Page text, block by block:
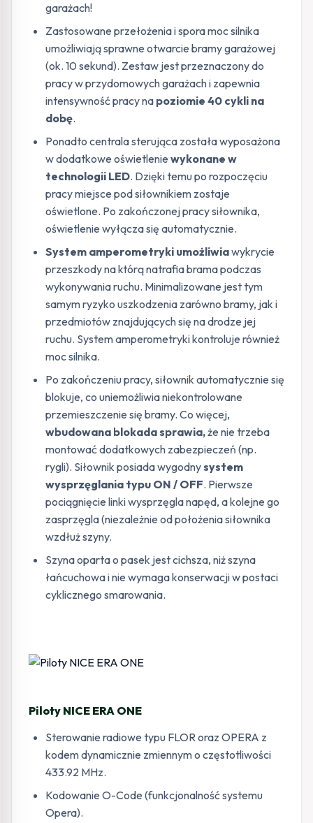
garażach!
Zastosowane przełożenia i spora moc silnika
umożliwiają sprawne otwarcie bramy garażowej
(ok. 10 sekund). Zestaw jest przeznaczony do
pracy w przydomowych garażach i zapewnia
intensywność pracy na poziomie 40 cykli na
dobę.
Ponadto centrala sterująca została wyposażona
w dodatkowe oświetlenie wykonane w
technologii LED. Dzięki temu po rozpoczęciu
pracy miejsce pod siłownikiem zostaje
oświetlone. Po zakończonej pracy siłownika,
oświetlenie wyłącza się automatycznie.
System amperometryki umożliwiawykrycie
przeszkody na którą natrafia brama podczas
wykonywania ruchu. Minimalizowane jest tym
samym ryzyko uszkodzenia zarówno bramy, jak i
przedmiotów znajdujących się na drodze jej
ruchu. System amperometryki kontroluje również
moc silnika.
Po zakończeniu pracy, siłownik automatycznie się
blokuje, co uniemożliwia niekontrolowane
przemieszczenie się bramy. Co więcej,
wbudowana blokada sprawia,że nie trzeba
montować dodatkowych zabezpieczeń (np.
rygli). Siłownik posiada wygodnysystem
wysprzęglania typu ON / OFF. Pierwsze
pociągnięcie linki wysprzęgla napęd, a kolejne go
zasprzęgla (niezależnie od położenia siłownika
wzdłuż szyny.
Szyna oparta o pasek jest cichsza, niż szyna
łańcuchowa i nie wymaga konserwacji w postaci
cyklicznego smarowania.
Piloty NICE ERA ONE
Sterowanie radiowe typu FLOR oraz OPERA z
kodem dynamicznie zmiennym o częstotliwości
433.92 MHz.
Kodowanie O-Code (funkcjonalność systemu
Opera).